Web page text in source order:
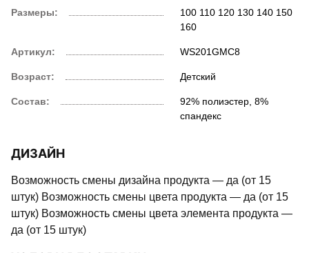
Размеры: 100110120130140150
160
Артикул: WS201GMC8
Возраст: Детский
Состав:
92% полиэстер, 8%
спандекс
ДИЗАЙН
Возможность смены дизайна продукта — да (от 15
штук) Возможность смены цвета продукта — да (от 15
штук) Возможность смены цвета элемента продукта —
да (от 15 штук)